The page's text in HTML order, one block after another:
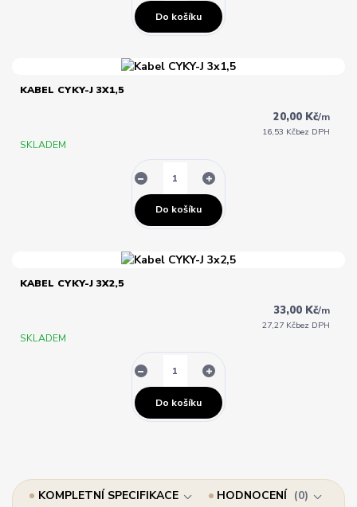
Do košíku
KABEL CYKY-J 3X1,5
20,00 Kč/m
16,53 Kčbez DPH
SKLADEM
Do košíku
KABEL CYKY-J 3X2,5
33,00 Kč/m
27,27 Kčbez DPH
SKLADEM
Do košíku
KOMPLETNÍ SPECIFIKACE HODNOCENÍ
0